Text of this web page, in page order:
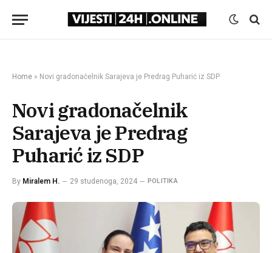
Home » Novi gradonačelnik Sarajeva je Predrag Puharić iz SDP
Novi gradonačelnik
Sarajeva je Predrag
Puharić iz SDP
By Miralem H. 29 studenoga, 2024 POLITIKA